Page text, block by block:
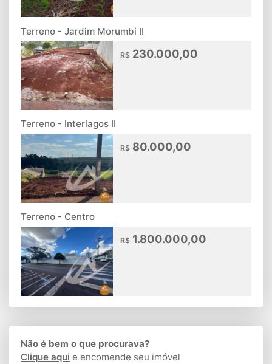
Terreno - Jardim Morumbi II
R$ 230.000,00
Terreno - Interlagos II
R$ 80.000,00
Terreno - Centro
R$ 1.800.000,00
Não é bem o que procurava?
Clique aqui e encomende seu imóvel